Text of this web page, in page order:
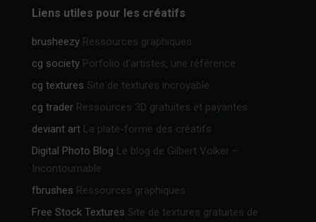
Liens utiles pour les créatifs
brusheezy Ressources graphiques
cg society Porfolio d’artistes, une référence
cg textures Site de textures incroyable.
cg trader Ressources 3D gratuites et payantes
deviant art La plate-forme des créatifs
Digital Photo Blog Le blog de Gilbert Volker –
Incontournable
fbrushes Ressources graphiques
Free Stock Textures Site de textures gratuites de